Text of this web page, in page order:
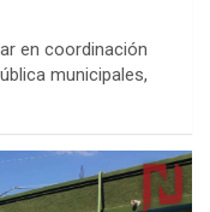
en coordinación
municipales,